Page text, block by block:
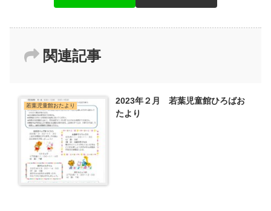
関連記事
若葉児童館おたより
2023年２月 若葉児童館ひろばお
たより